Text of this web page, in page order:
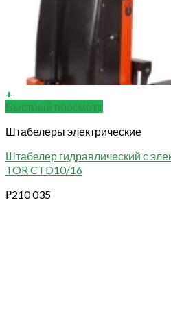
+
Быстрый просмотр
Штабелеры электрические
Штабелер гидравлический с
TOR CTD10/16
₽210 035